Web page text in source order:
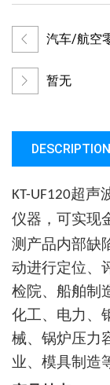
汽车/航空
暂无
DESCRIPTION
KT-UF120超声
仪器 ， 可实现
测产品内部缺
动进行定位、
检院、船舶制
化工、电力、
械、锅炉压力
业、模具制造